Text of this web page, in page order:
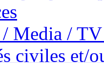
Media /
civiles et/